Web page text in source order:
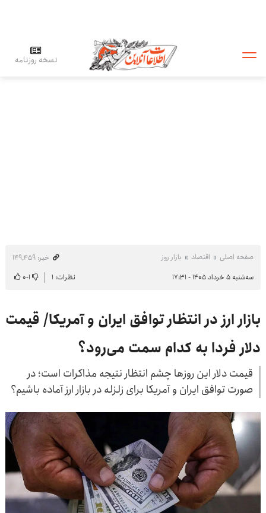
نسخه روزنامه
صفحه اصلی اقتصاد بازار روز
خبر: ۱۴۹٬۴۵۹
سه‌شنبه ۵ خرداد ۱۴۰۵ - ۱۷:۳۱
نظرات: ۱ ۱-۰
بازار ارز در انتظار توافق ایران و آمریکا/ قیمت
دلار فردا به کدام سمت می‌رود؟
قیمت دلار این روزها چشم انتظار نتیجه مذاکرات است؛ در
صورت توافق ایران و آمریکا برای زلزله در بازار ارز آماده باشیم؟